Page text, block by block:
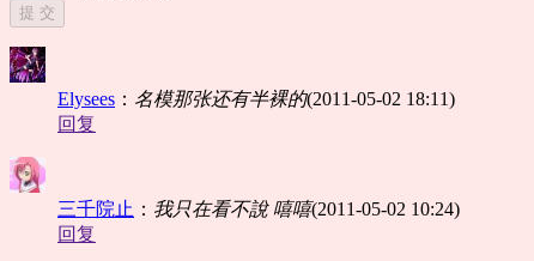
提 交
Еlysees ： 名模那张还有半裸的(2011-05-02 18:11)
回复
三千院止 ： 我只在看不說 嘻嘻(2011-05-02 10:24)
回复